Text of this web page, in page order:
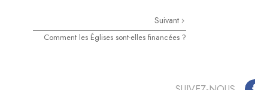
Suivant
Comment les Églises sont-elles financées ?